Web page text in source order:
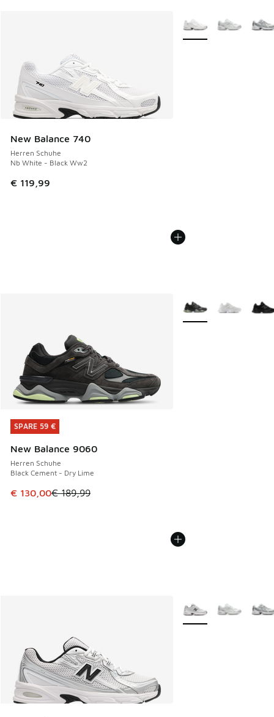
New Balance 740
Herren Schuhe
Nb White - Black Ww2
€ 119,99
Weitere Farben
SPARE 59 €
New Balance 9060
Herren Schuhe
Black Cement - Dry Lime
Dieser Artikel ist im Sale. Der Preis ist von € 189,99 auf €
€ 130,00€ 189,99
SPARE 59 €
Weitere Farben
Weitere Farben